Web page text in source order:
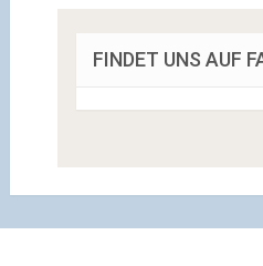
FINDET UNS AUF